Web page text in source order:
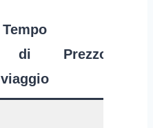
Tempo
di
viaggio
Prezzo